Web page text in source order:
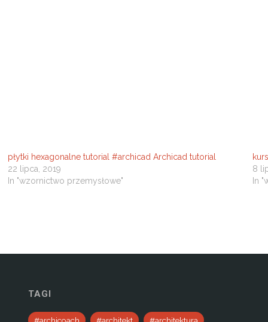
płytki hexagonalne tutorial #archicad Archicad tutorial
22 lipca, 2019
In "wzornictwo przemysłowe"
8
In
TAGI